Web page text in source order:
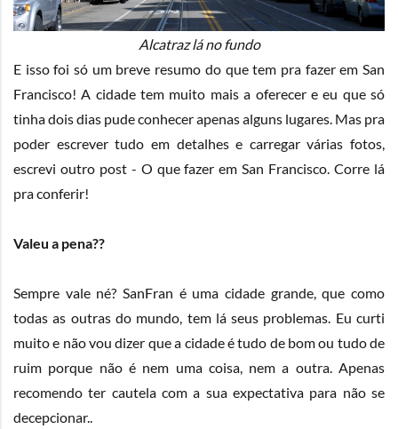
Alcatraz lá no fundo
E isso foi só um breve resumo do que tem pra fazer em San
Francisco! A cidade tem muito mais a oferecer e eu que só
tinha dois dias pude conhecer apenas alguns lugares. Mas pra
poder escrever tudo em detalhes e carregar várias fotos,
escrevi outro post - O que fazer em San Francisco . Corre lá
pra conferir!
Valeu a pena??
Sempre vale né? SanFran é uma cidade grande, que como
todas as outras do mundo, tem lá seus problemas. Eu curti
muito e não vou dizer que a cidade é tudo de bom ou tudo de
ruim porque não é nem uma coisa, nem a outra. Apenas
recomendo ter cautela com a sua expectativa para não se
decepcionar..